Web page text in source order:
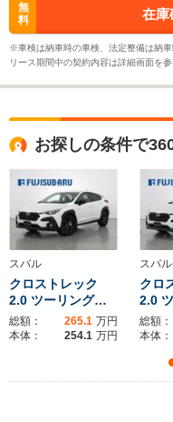
無
料
在庫
※車検は納車時の車検、法定整備は納車
リース期間中の契約内容は詳細画面を参
お探しの条件で
スバル
クロストレック
2.0 ツーリング…
総額： 265.1 万円
本体：
254.1 万円
スバル
クロ
2.0
総額：
本体：